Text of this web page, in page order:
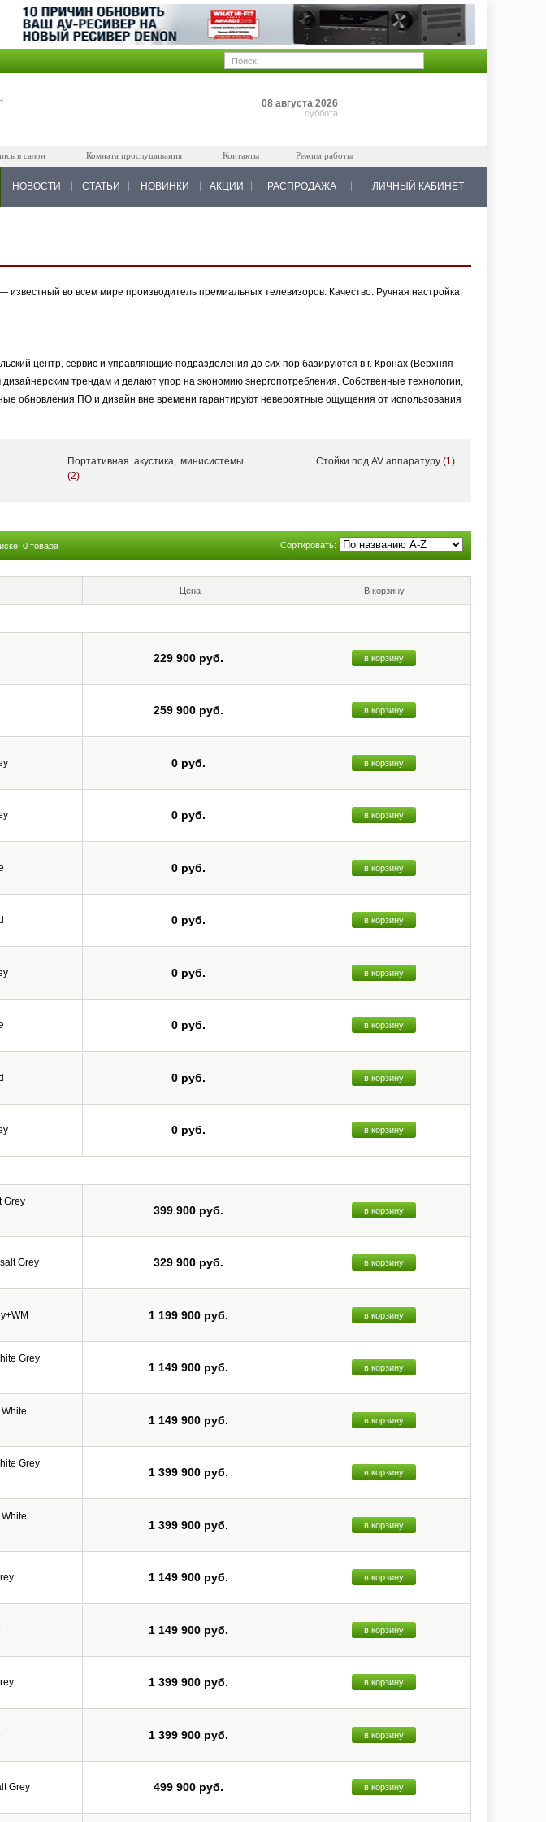
08 августа 2026
суббота
в салон Комната прослушивания Контакты Режим работы
НОВОСТИ СТАТЬИ НОВИНКИ АКЦИИ РАСПРОДАЖА ЛИЧНЫЙ КАБИНЕТ
известный во всем мире производитель премиальных телевизоров. Качество. Ручная настройка.
центр, сервис и управляющие подразделения до сих пор базируются в г. Кронах (Верхняя
трендам и делают упор на экономию энергопотребления. Собственные технологии,
обновления ПО и дизайн вне времени гарантируют невероятные ощущения от использования
и простоты использования. Технологии заключеныв аккуратные и элегантные корпуса,
верна марке «Произведено в Германии». Департаменты разработки, производства и сервиса
разрабатываются и производятся в Германии на высокотехнологичном
от идеи до финального тестирования могут носить марку высокого качества «Производство
компонентов. выстраивая долговременные отношения с поставщиками и инспектируя их
Loewe можно купить в магазине AVComfort.
Портативная акустика, минисистемы
(2)
Стойки под AV аппаратуру(1)
0 товара Сортировать:
Цена В корзину
229 900 руб. в корзину
259 900 руб. в корзину
0 руб. в корзину
0 руб. в корзину
0 руб. в корзину
0 руб. в корзину
0 руб. в корзину
0 руб. в корзину
0 руб. в корзину
0 руб. в корзину
Grey
399 900 руб. в корзину
Grey 329 900 руб. в корзину
1 199 900 руб. в корзину
Grey
1 149 900 руб. в корзину
1 149 900 руб. в корзину
Grey
1 399 900 руб. в корзину
1 399 900 руб. в корзину
1 149 900 руб. в корзину
1 149 900 руб. в корзину
1 399 900 руб. в корзину
1 399 900 руб. в корзину
Grey 499 900 руб. в корзину